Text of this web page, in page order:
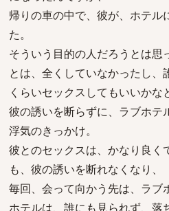
帰りの車の中で、彼が、ホテル
た。
そういう目的の人だろうとは思
とは、全くしていなかったし、
くらいセックスしてもいいかな
彼の誘いを断らずに、ラブホテ
浮気のきっかけ。
彼とのセックスは、かなり良く
も、彼の誘いを断れなくなり、
毎回、会って向かう先は、ラブ
ホテルは、誰にも見られず、落